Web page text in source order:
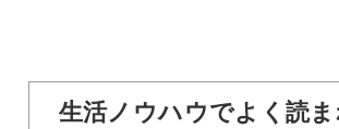
生活ノウハウでよく読